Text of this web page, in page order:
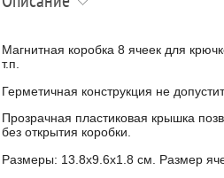
Магнитная коробка 8 ячеек для
т.п.
Герметичная конструкция не
Прозрачная пластиковая крышка
без открытия коробки.
Размеры: 13.8x9.6x1.8 см. Размер